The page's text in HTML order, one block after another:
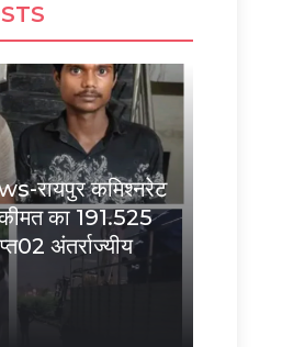
रायपुर कमिश्नरेट
का 191.525
अंतर्राज्यीय